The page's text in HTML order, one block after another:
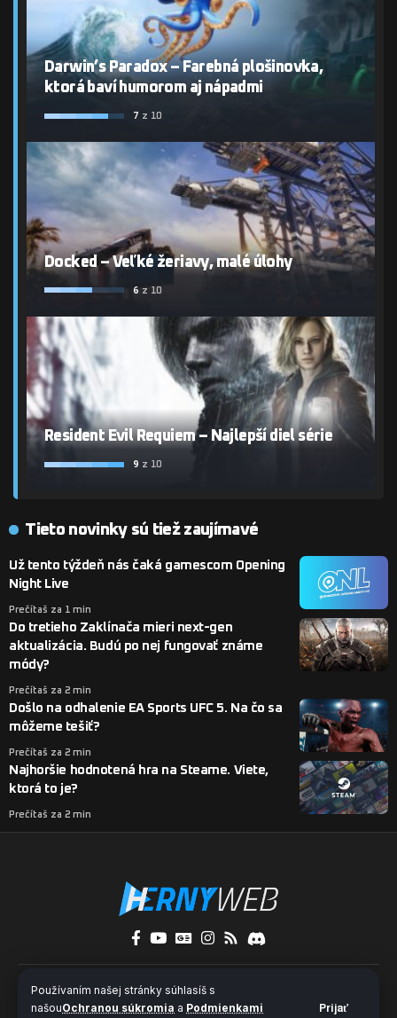
Používaním našej stránky súhlasíš s
našouOchranou súkromia a Podmienkami Prijať
Darwin’s Paradox – Farebná plošinovka,
ktorá baví humorom aj nápadmi
7 z 10
Docked – Veľké žeriavy, malé úlohy
6 z 10
Resident Evil Requiem – Najlepší diel série
9 z 10
Tieto novinky sú tiež zaujímavé
Už tento týždeň nás čaká gamescom Opening
Night Live
Prečítaš za 1 min
Do tretieho Zaklínača mieri next-gen
aktualizácia. Budú po nej fungovať známe
módy?
Prečítaš za 2 min
Došlo na odhalenie EA Sports UFC 5. Na čo sa
môžeme tešiť?
Prečítaš za 2 min
Najhoršie hodnotená hra na Steame. Viete,
ktorá to je?
Prečítaš za 2 min
O nás Kontakty
Ochrana súkromia a súbory cookies